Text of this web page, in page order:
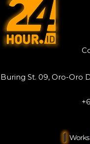
Buring St. 09, Oro-Oro